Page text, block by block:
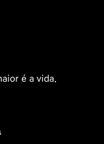
é a vida.